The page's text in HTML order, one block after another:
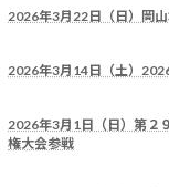
2026年3月22日（日）岡
2026年3月14日（土）
2026年3月1日（日）第２
権大会参戦